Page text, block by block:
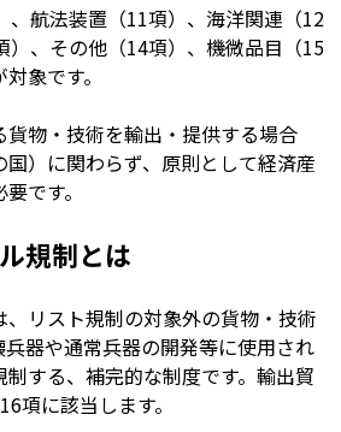
、航法装置（11項）、海洋関連（12
）、その他（14項）、機微品目（15
象です。
貨物・技術を輸出・提供する場合
）に関わらず、原則として経済産
です。
規制とは
リスト規制の対象外の貨物・技術
器や通常兵器の開発等に使用され
する、補完的な制度です。輸出貿
項に該当します。